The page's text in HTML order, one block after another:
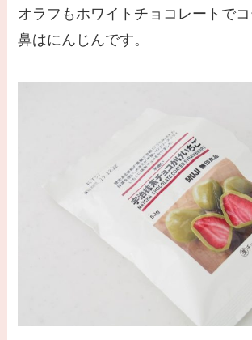
オラフもホワイトチョコレートでコ
鼻はにんじんです。